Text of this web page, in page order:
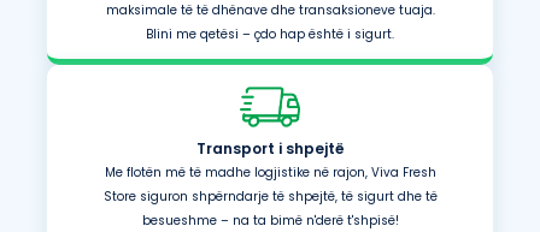
maksimale të të dhënave dhe transaksioneve tuaja.
Blini me qetësi – çdo hap është i sigurt.
Transport i shpejtë
Me flotën më të madhe logjistike në rajon, Viva Fresh
Store siguron shpërndarje të shpejtë, të sigurt dhe të
besueshme – na ta bimë n'derë t'shpisë!